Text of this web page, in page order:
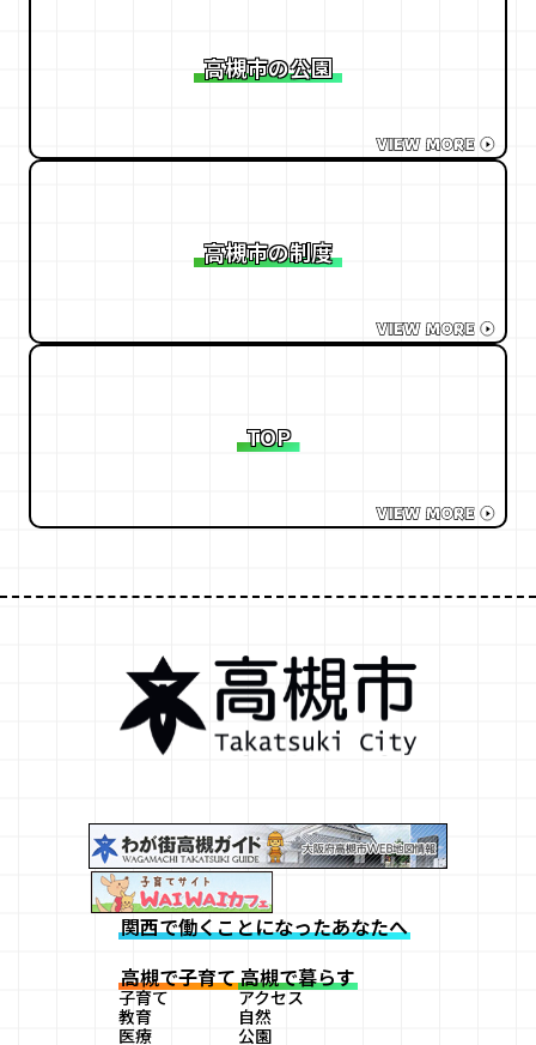
高槻市の公園
高槻市の制度
TOP
関西で働くことになったあなたへ
高槻で子育て
子育て
教育
医療
高槻で暮らす
アクセス
自然
公園